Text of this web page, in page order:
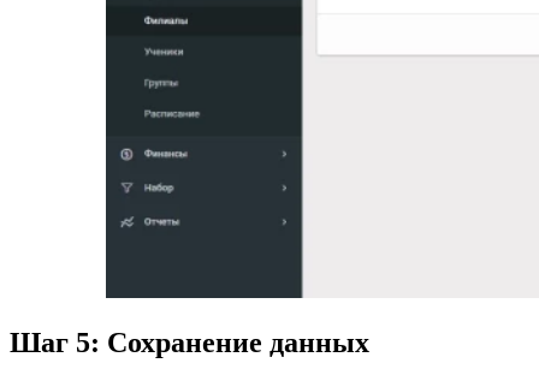
Шаг 5: Сохранение данных